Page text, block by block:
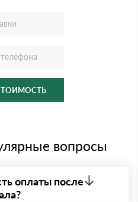
вопросы
оплаты после